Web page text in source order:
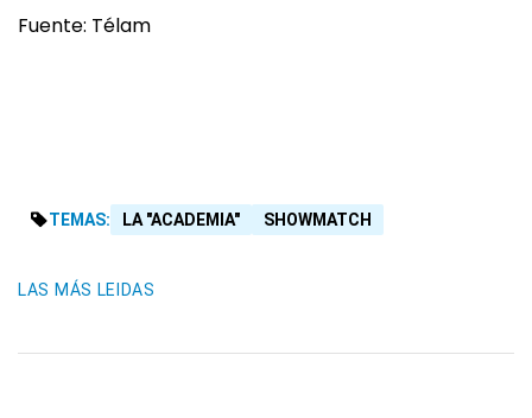
Fuente: Télam
TEMAS: LA "ACADEMIA" SHOWMATCH
LAS MÁS LEIDAS